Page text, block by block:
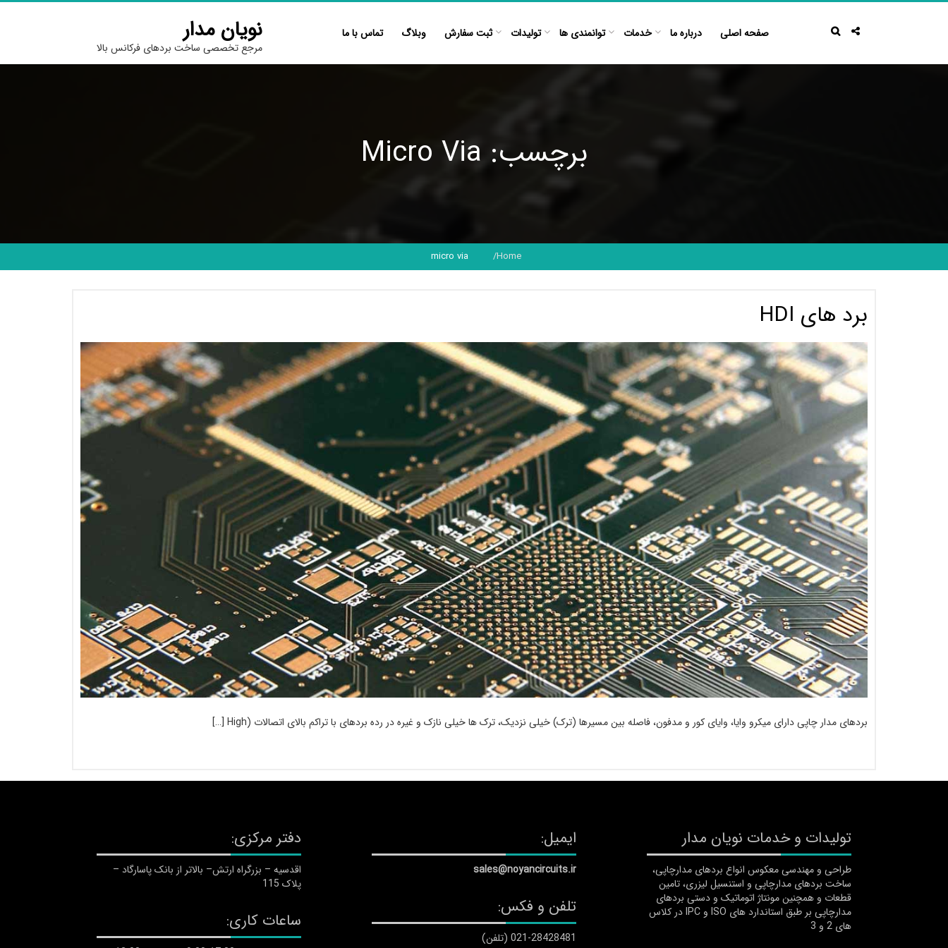
Skip
نویان مدار
مرجع تخصصی ساخت بردهای فرکانس بالا
صفحه اصلی درباره ما خدمات توانمندی ها تولیدات ثبت سفارش وبلاگ تماس با ما
برچسب: Micro Via
Home
micro via
برد های HDI
بردهای مدار چاپی دارای میکرو وایا، وایای کور و مدفون، فاصله بین مسیرها (ترک) خیلی نزدیک، ترک ها خیلی نازک و غیره در رده بردهای با تراکم بالای اتصالات (High […]
دفتر مرکزی:
اقدسیه – بزرگراه ارتش– بالاتر از بانک پاسارگاد –
پلاک 115
ساعات کاری:
ایمیل:
sales@noyancircuits.ir
تلفن و فکس:
021-28428481 (تلفن)
تولیدات و خدمات نویان مدار
طراحی و مهندسی معکوس انواع بردهای مدارچاپی،
ساخت بردهای مدارچاپی و استنسیل لیزری، تامین
قطعات و همچنین مونتاژ اتوماتیک و دستی بردهای
مدارچاپی بر طبق استاندارد های ISO و IPC در کلاس
های 2 و 3